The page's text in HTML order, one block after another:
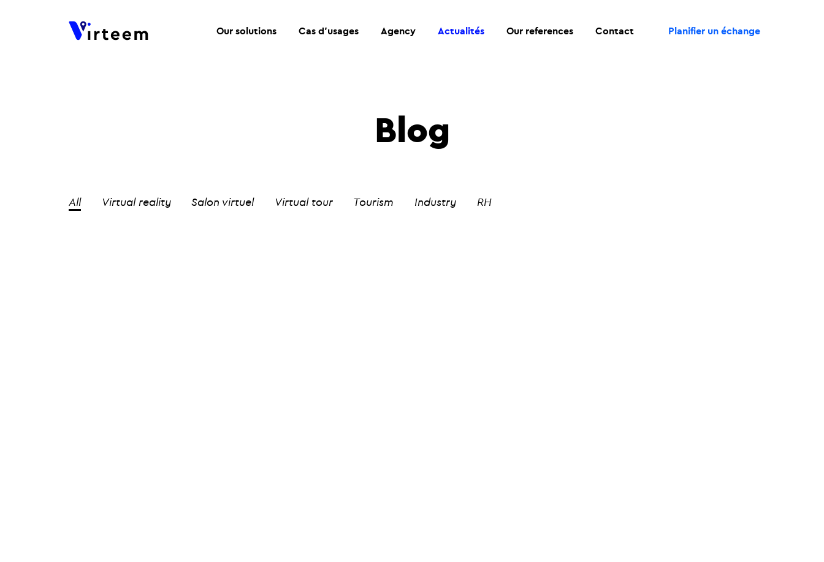
Our solutions Cas d’usages Agency Actualités Our references Contact Planifier un échange
Blog
All Virtual reality Salon virtuel Virtual tour Tourism Industry RH